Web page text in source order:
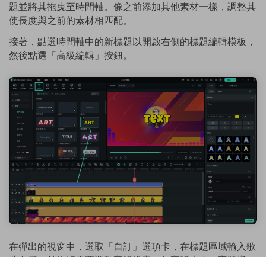
題並將其拖曳至時間軸。像之前添加其他素材一樣，調整其
使長度與之前的素材相匹配。
接著，點選時間軸中的新標題以開啟右側的標題編輯模板，
然後點選「高級編輯」按鈕。
在彈出的視窗中，選取「自訂」選項卡，在標題區域輸入歌